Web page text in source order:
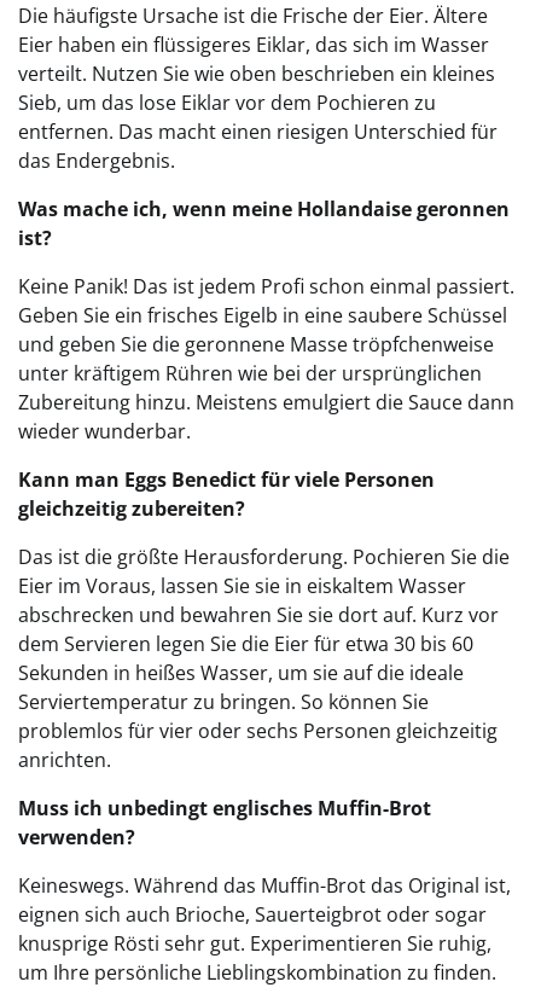
Die häufigste Ursache ist die Frische der Eier. Ältere
Eier haben ein flüssigeres Eiklar, das sich im Wasser
verteilt. Nutzen Sie wie oben beschrieben ein kleines
Sieb, um das lose Eiklar vor dem Pochieren zu
entfernen. Das macht einen riesigen Unterschied für
das Endergebnis.
Was mache ich, wenn meine Hollandaise geronnen
ist?
Keine Panik! Das ist jedem Profi schon einmal passiert.
Geben Sie ein frisches Eigelb in eine saubere Schüssel
und geben Sie die geronnene Masse tröpfchenweise
unter kräftigem Rühren wie bei der ursprünglichen
Zubereitung hinzu. Meistens emulgiert die Sauce dann
wieder wunderbar.
Kann man Eggs Benedict für viele Personen
gleichzeitig zubereiten?
Das ist die größte Herausforderung. Pochieren Sie die
Eier im Voraus, lassen Sie sie in eiskaltem Wasser
abschrecken und bewahren Sie sie dort auf. Kurz vor
dem Servieren legen Sie die Eier für etwa 30 bis 60
Sekunden in heißes Wasser, um sie auf die ideale
Serviertemperatur zu bringen. So können Sie
problemlos für vier oder sechs Personen gleichzeitig
anrichten.
Muss ich unbedingt englisches Muffin-Brot
verwenden?
Keineswegs. Während das Muffin-Brot das Original ist,
eignen sich auch Brioche, Sauerteigbrot oder sogar
knusprige Rösti sehr gut. Experimentieren Sie ruhig,
um Ihre persönliche Lieblingskombination zu finden.